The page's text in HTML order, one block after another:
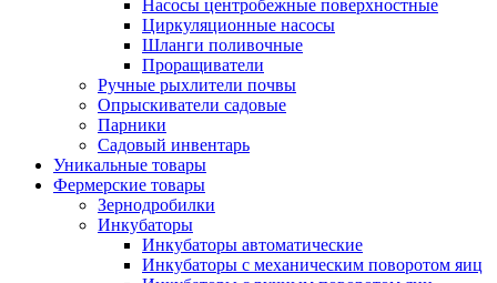
Насосы центробежные поверхностные
Циркуляционные насосы
Шланги поливочные
Проращиватели
Ручные рыхлители почвы
Опрыскиватели садовые
Парники
Садовый инвентарь
Уникальные товары
Фермерские товары
Зернодробилки
Инкубаторы
Инкубаторы автоматические
Инкубаторы с механическим поворотом яиц